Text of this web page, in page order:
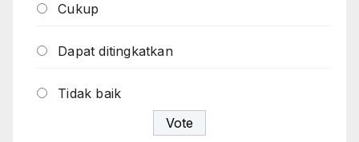
Cukup
Dapat ditingkatkan
Tidak baik